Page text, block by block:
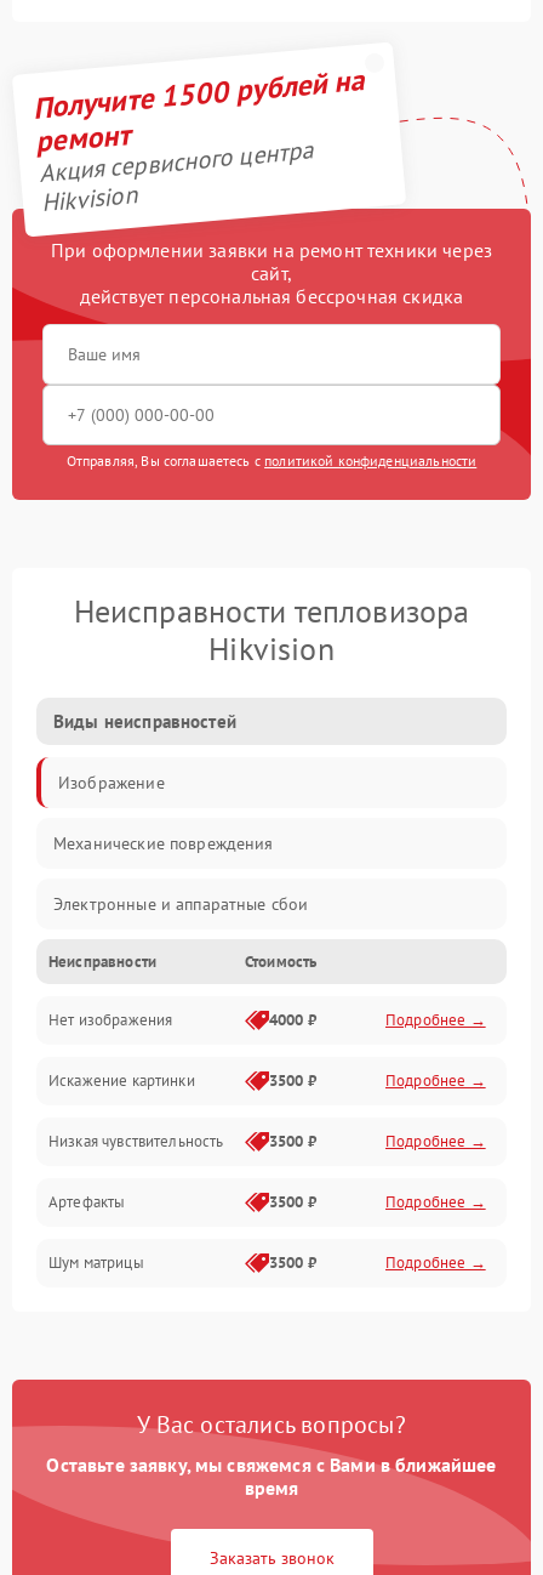
Получите 1500 рублей на
ремонт
Акция сервисного центра
Hikvision
При оформлении заявки на ремонт техники через
сайт,
действует персональная бессрочная скидка
Отправляя, Вы соглашаетесь с политикой конфиденциальности
Неисправности тепловизора
Hikvision
Виды неисправностей
Изображение
Механические повреждения
Электронные и аппаратные сбои
Неисправности сенсора и оптики
Программные ошибки
Электропитание
Измерения
Матрица
Проблемы питания
Проблемы с объективом
Неисправности Стоимость
Нет изображения 4000 ₽ Подробнее →
Искажение картинки 3500 ₽ Подробнее →
Низкая чувствительность 3500 ₽ Подробнее →
Артефакты 3500 ₽ Подробнее →
Шум матрицы 3500 ₽ Подробнее →
У Вас остались вопросы?
Оставьте заявку, мы свяжемся с Вами в ближайшее
время
Заказать звонок